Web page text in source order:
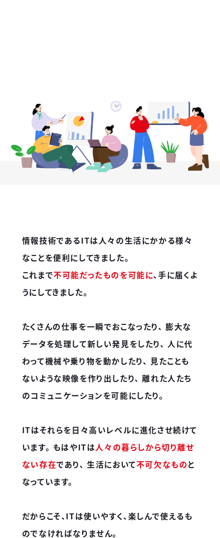
情報技術であるITは人々の生活にかかる様々
なことを便利にしてきました。
これまで不可能だったものを可能に、手に届くよ
うにしてきました。
たくさんの仕事を一瞬でおこなったり、 膨大な
データを処理して新しい発見をしたり、 人に代
わって機械や乗り物を動かしたり、 見たことも
ないような映像を作り出したり、 離れた人たち
のコミュニケーションを可能にしたり。
ITはそれらを日々高いレベルに進化させ続けて
います。 もはやITは人々の暮らしから切り離せ
ない存在であり、 生活において不可欠なものと
なっています。
だからこそ、ITは使いやすく、楽しんで使えるも
のでなければなりません。